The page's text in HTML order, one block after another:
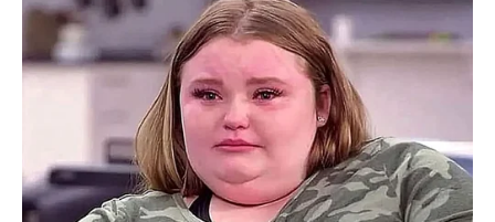
© 2025 EVIANEWS του Γιώργου Κουτσελίνη